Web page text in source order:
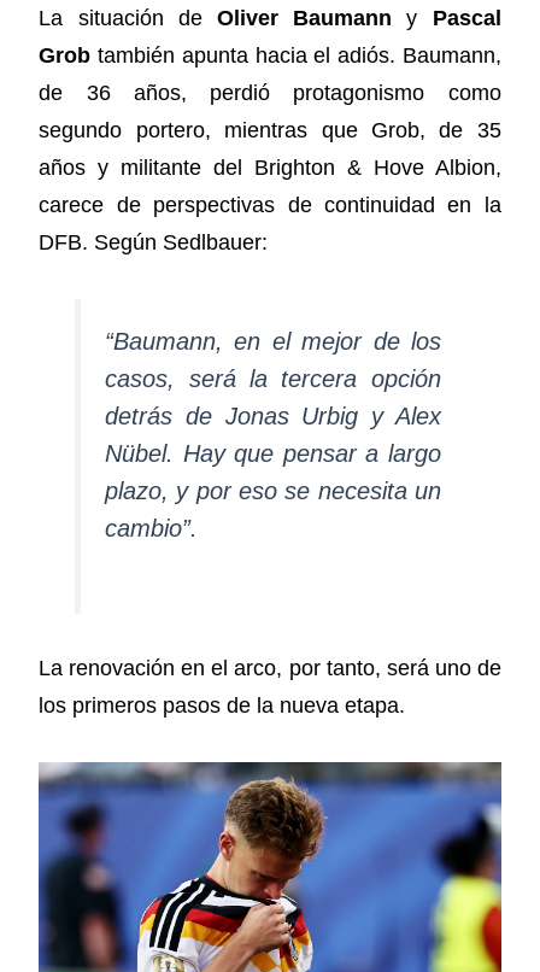
La situación de Oliver Baumann y Pascal
Grob también apunta hacia el adiós. Baumann,
de 36 años, perdió protagonismo como
segundo portero, mientras que Grob, de 35
años y militante del Brighton & Hove Albion,
carece de perspectivas de continuidad en la
DFB. Según Sedlbauer:
“Baumann, en el mejor de los
casos, será la tercera opción
detrás de Jonas Urbig y Alex
Nübel. Hay que pensar a largo
plazo, y por eso se necesita un
cambio”.
La renovación en el arco, por tanto, será uno de
los primeros pasos de la nueva etapa.